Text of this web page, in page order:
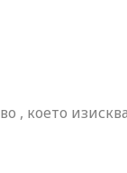
, което